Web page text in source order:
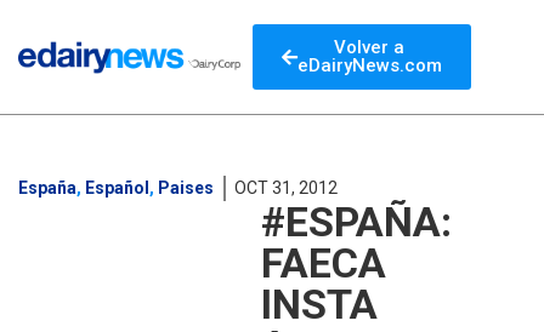
Volver a
eDairyNews.com
España, Español , Paises OCT 31, 2012
#ESPAÑA:
FAECA
INSTA